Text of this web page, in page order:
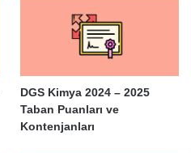
DGS Kimya 2024 – 2025
Taban Puanları ve
Kontenjanları